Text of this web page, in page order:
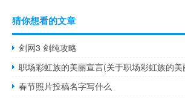
猜你想看的文章
剑网3 剑纯攻略
职场彩虹族的美丽宣言(关于职场彩虹族的
春节照片投稿名字写什么